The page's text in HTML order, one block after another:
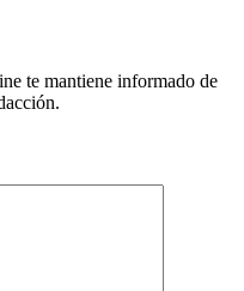
te mantiene informado de